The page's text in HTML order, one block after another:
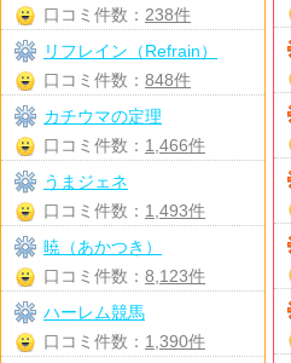
口コミ件数： 238件
リフレイン（Refrain）
口コミ件数： 848件
カチウマの定理
口コミ件数： 1,466件
うまジェネ
口コミ件数： 1,493件
暁（あかつき）
口コミ件数： 8,123件
ハーレム競馬
口コミ件数： 1,390件